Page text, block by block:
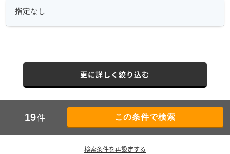
更に詳しく絞り込む
19件
検索条件を再設定する